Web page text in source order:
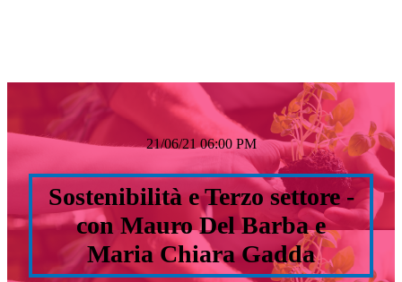
21/06/21 06:00 PM
Sostenibilità e Terzo settore -
con Mauro Del Barba e
Maria Chiara Gadda